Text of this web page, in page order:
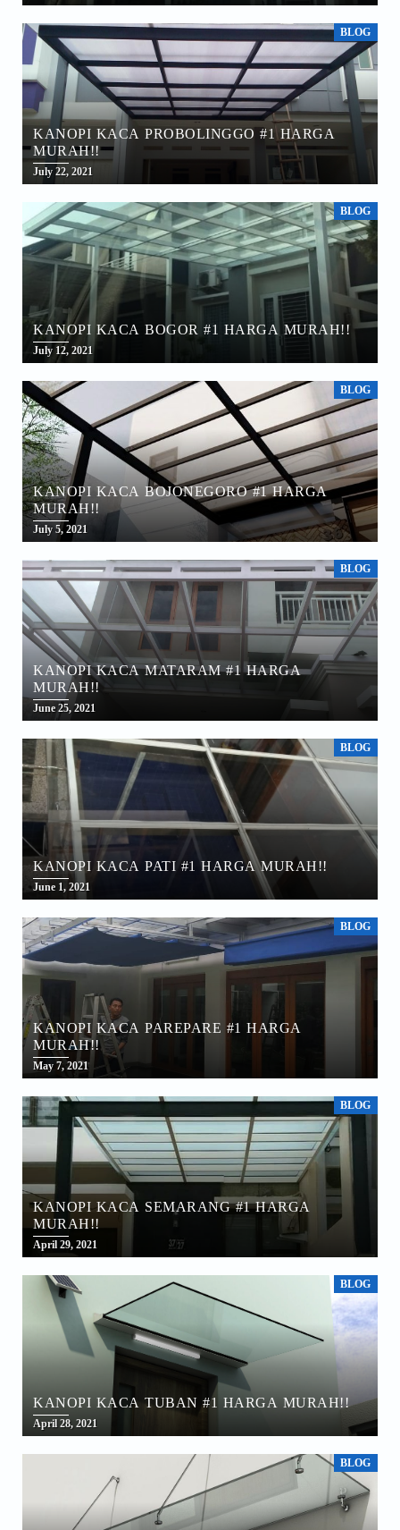
BLOG
KANOPI KACA PROBOLINGGO #1 HARGA
MURAH!!
July 22, 2021
BLOG
KANOPI KACA BOGOR #1 HARGA MURAH!!
July 12, 2021
BLOG
KANOPI KACA BOJONEGORO #1 HARGA
MURAH!!
July 5, 2021
BLOG
KANOPI KACA MATARAM #1 HARGA
MURAH!!
June 25, 2021
BLOG
KANOPI KACA PATI #1 HARGA MURAH!!
June 1, 2021
BLOG
KANOPI KACA PAREPARE #1 HARGA
MURAH!!
May 7, 2021
BLOG
KANOPI KACA SEMARANG #1 HARGA
MURAH!!
April 29, 2021
BLOG
KANOPI KACA TUBAN #1 HARGA MURAH!!
April 28, 2021
BLOG